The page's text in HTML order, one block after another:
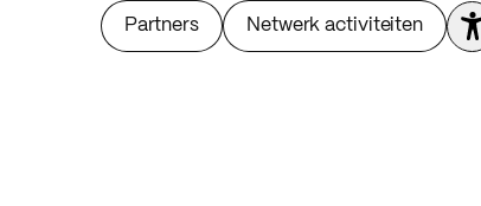
Partners Netwerk activiteiten